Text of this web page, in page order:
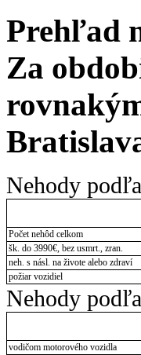
Prehľad
Za
Nehody
Počet nehôd celkom
šk. do 3990€, bez usmrt., zran.
neh. s násl. na živote alebo zdraví
požiar vozidiel
Nehody
vodičom motorového vozidla